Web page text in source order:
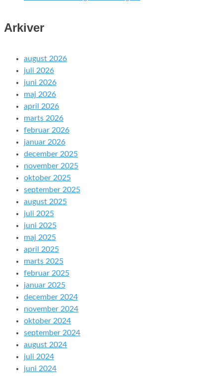
Arkiver
august 2026
juli 2026
juni 2026
maj 2026
april 2026
marts 2026
februar 2026
januar 2026
december 2025
november 2025
oktober 2025
september 2025
august 2025
juli 2025
juni 2025
maj 2025
april 2025
marts 2025
februar 2025
januar 2025
december 2024
november 2024
oktober 2024
september 2024
august 2024
juli 2024
juni 2024